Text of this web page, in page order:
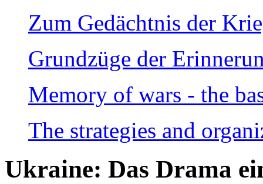
Zum Gedächtnis der
Grundzüge der
Memory of wars - the
The strategies and
Ukraine: Das Drama